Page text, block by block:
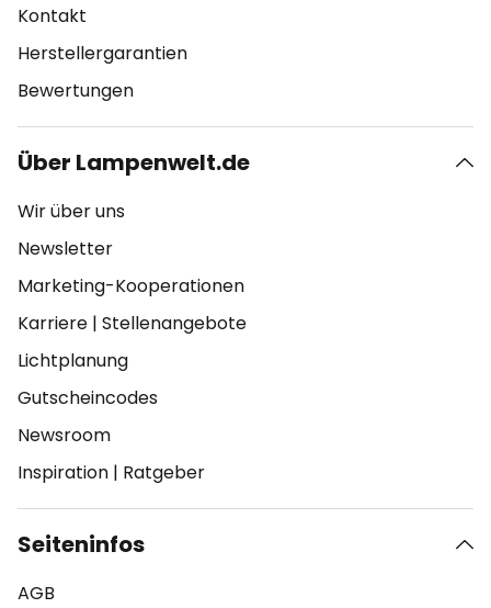
Kontakt
Herstellergarantien
Bewertungen
Über Lampenwelt.de
Wir über uns
Newsletter
Marketing-Kooperationen
Karriere | Stellenangebote
Lichtplanung
Gutscheincodes
Newsroom
Inspiration | Ratgeber
Seiteninfos
AGB